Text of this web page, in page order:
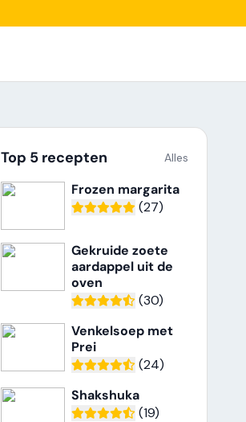
Top 5 recepten Alles
Frozen margarita
(27)
Gekruide zoete
aardappel uit de
oven
(30)
Venkelsoep met
Prei
(24)
Shakshuka
(19)